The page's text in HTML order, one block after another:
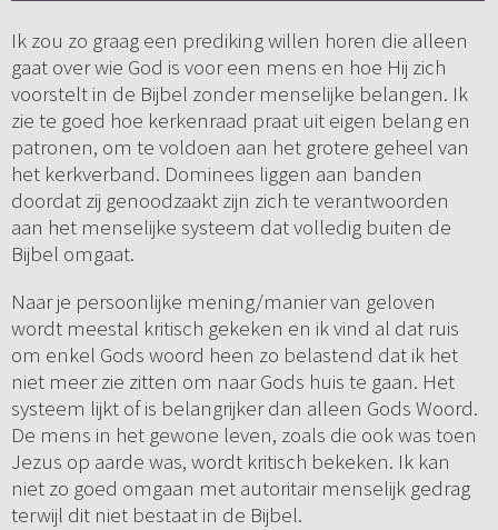
Ik zou zo graag een prediking willen horen die alleen
gaat over wie God is voor een mens en hoe Hij zich
voorstelt in de Bijbel zonder menselijke belangen. Ik
zie te goed hoe kerkenraad praat uit eigen belang en
patronen, om te voldoen aan het grotere geheel van
het kerkverband. Dominees liggen aan banden
doordat zij genoodzaakt zijn zich te verantwoorden
aan het menselijke systeem dat volledig buiten de
Bijbel omgaat.
Naar je persoonlijke mening/manier van geloven
wordt meestal kritisch gekeken en ik vind al dat ruis
om enkel Gods woord heen zo belastend dat ik het
niet meer zie zitten om naar Gods huis te gaan. Het
systeem lijkt of is belangrijker dan alleen Gods Woord.
De mens in het gewone leven, zoals die ook was toen
Jezus op aarde was, wordt kritisch bekeken. Ik kan
niet zo goed omgaan met autoritair menselijk gedrag
terwijl dit niet bestaat in de Bijbel.